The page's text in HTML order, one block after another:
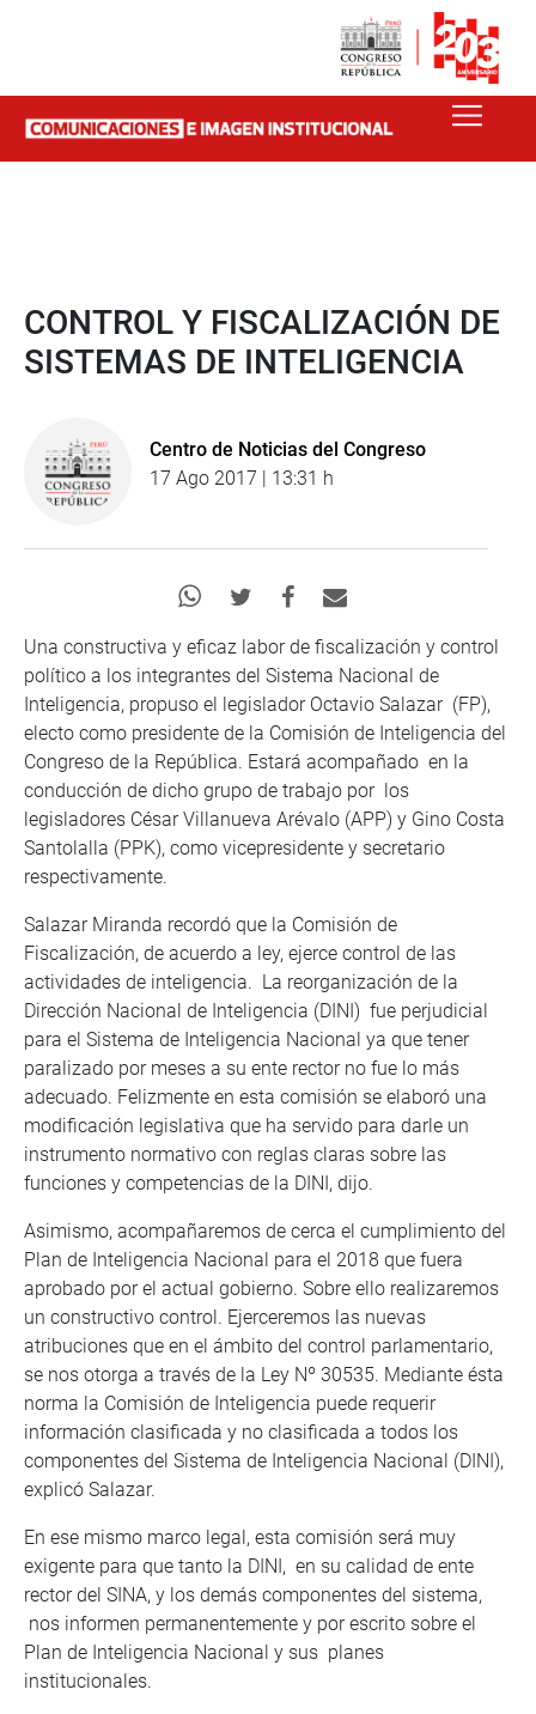
CONTROL Y FISCALIZACIÓN DE
SISTEMAS DE INTELIGENCIA
Centro de Noticias del Congreso
17 Ago 2017 | 13:31 h
Una constructiva y eficaz labor de fiscalización y control
político a los integrantes del Sistema Nacional de
Inteligencia, propuso el legislador Octavio Salazar (FP),
electo como presidente de la Comisión de Inteligencia del
Congreso de la República. Estará acompañado en la
conducción de dicho grupo de trabajo por los
legisladores César Villanueva Arévalo (APP) y Gino Costa
Santolalla (PPK), como vicepresidente y secretario
respectivamente.
Salazar Miranda recordó que la Comisión de
Fiscalización, de acuerdo a ley, ejerce control de las
actividades de inteligencia. La reorganización de la
Dirección Nacional de Inteligencia (DINI) fue perjudicial
para el Sistema de Inteligencia Nacional ya que tener
paralizado por meses a su ente rector no fue lo más
adecuado. Felizmente en esta comisión se elaboró una
modificación legislativa que ha servido para darle un
instrumento normativo con reglas claras sobre las
funciones y competencias de la DINI, dijo.
Asimismo, acompañaremos de cerca el cumplimiento del
Plan de Inteligencia Nacional para el 2018 que fuera
aprobado por el actual gobierno. Sobre ello realizaremos
un constructivo control. Ejerceremos las nuevas
atribuciones que en el ámbito del control parlamentario,
se nos otorga a través de la Ley Nº 30535. Mediante ésta
norma la Comisión de Inteligencia puede requerir
información clasificada y no clasificada a todos los
componentes del Sistema de Inteligencia Nacional (DINI),
explicó Salazar.
En ese mismo marco legal, esta comisión será muy
exigente para que tanto la DINI, en su calidad de ente
rector del SINA, y los demás componentes del sistema,
nos informen permanentemente y por escrito sobre el
Plan de Inteligencia Nacional y sus planes
institucionales.